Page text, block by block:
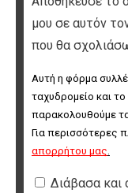
μου σε αυτόν
που θα
Αυτή η φόρμα
ταχυδρομείο και
παρακολουθούμε τα
Για περισσότερες
απορρήτου μας
Διάβασα και